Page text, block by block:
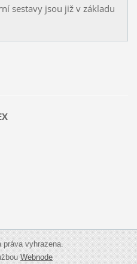
sestavy jsou již v základu
vyhrazena.
Webnode